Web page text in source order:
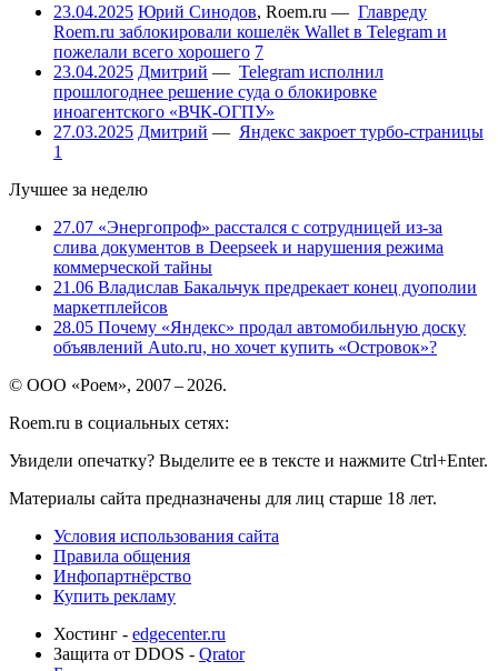
23.04.2025 Юрий Синодов, Roem.ru — Главреду
Roem.ru заблокировали кошелёк Wallet в Telegram и
пожелали всего хорошего 7
23.04.2025 Дмитрий — Telegram исполнил
прошлогоднее решение суда о блокировке
иноагентского «ВЧК-ОГПУ»
27.03.2025 Дмитрий — Яндекс закроет турбо-страницы
1
Лучшее за неделю
27.07 «Энергопроф» расстался с сотрудницей из-за
слива документов в Deepseek и нарушения режима
коммерческой тайны
21.06 Владислав Бакальчук предрекает конец дуополии
маркетплейсов
28.05 Почему «Яндекс» продал автомобильную доску
объявлений Auto.ru, но хочет купить «Островок»?
© ООО «Роем», 2007 – 2026.
Roem.ru в социальных сетях:
Увидели опечатку? Выделите ее в тексте и нажмите Ctrl+Enter.
Материалы сайта предназначены для лиц старше 18 лет.
Условия использования сайта
Правила общения
Инфопартнёрство
Купить рекламу
Хостинг - edgecenter.ru
Защита от DDOS - Qrator